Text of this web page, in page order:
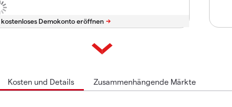
Kosten und Details Zusammenhängende Märkte